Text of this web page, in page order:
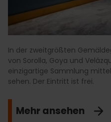
In der zweitgrößten
von Sorolla, Goya und
einzigartige Sammlung
sehen. Der Eintritt ist frei.
Mehr ansehen